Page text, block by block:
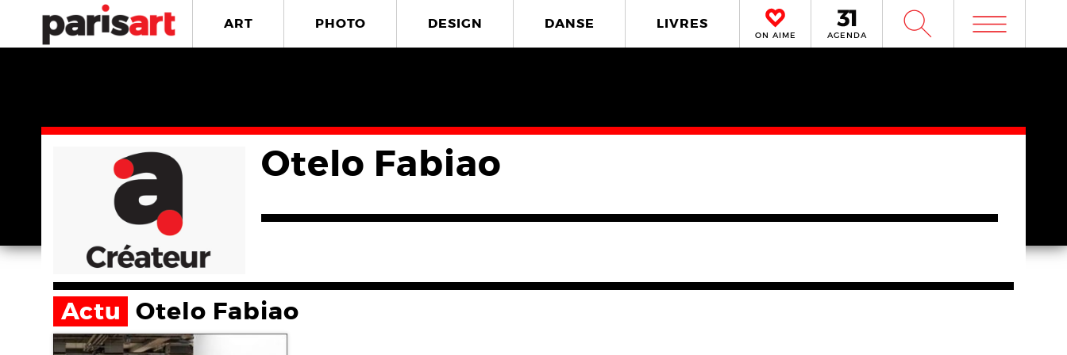
ART PHOTO DESIGN DANSE LIVRES
ON AIME AGENDA W m
Otelo Fabiao
Actu Otelo Fabiao